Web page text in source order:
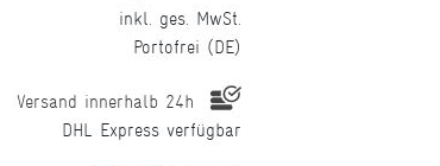
inkl. ges. MwSt.
Portofrei (DE)
Versand innerhalb 24h
DHL Express verfügbar